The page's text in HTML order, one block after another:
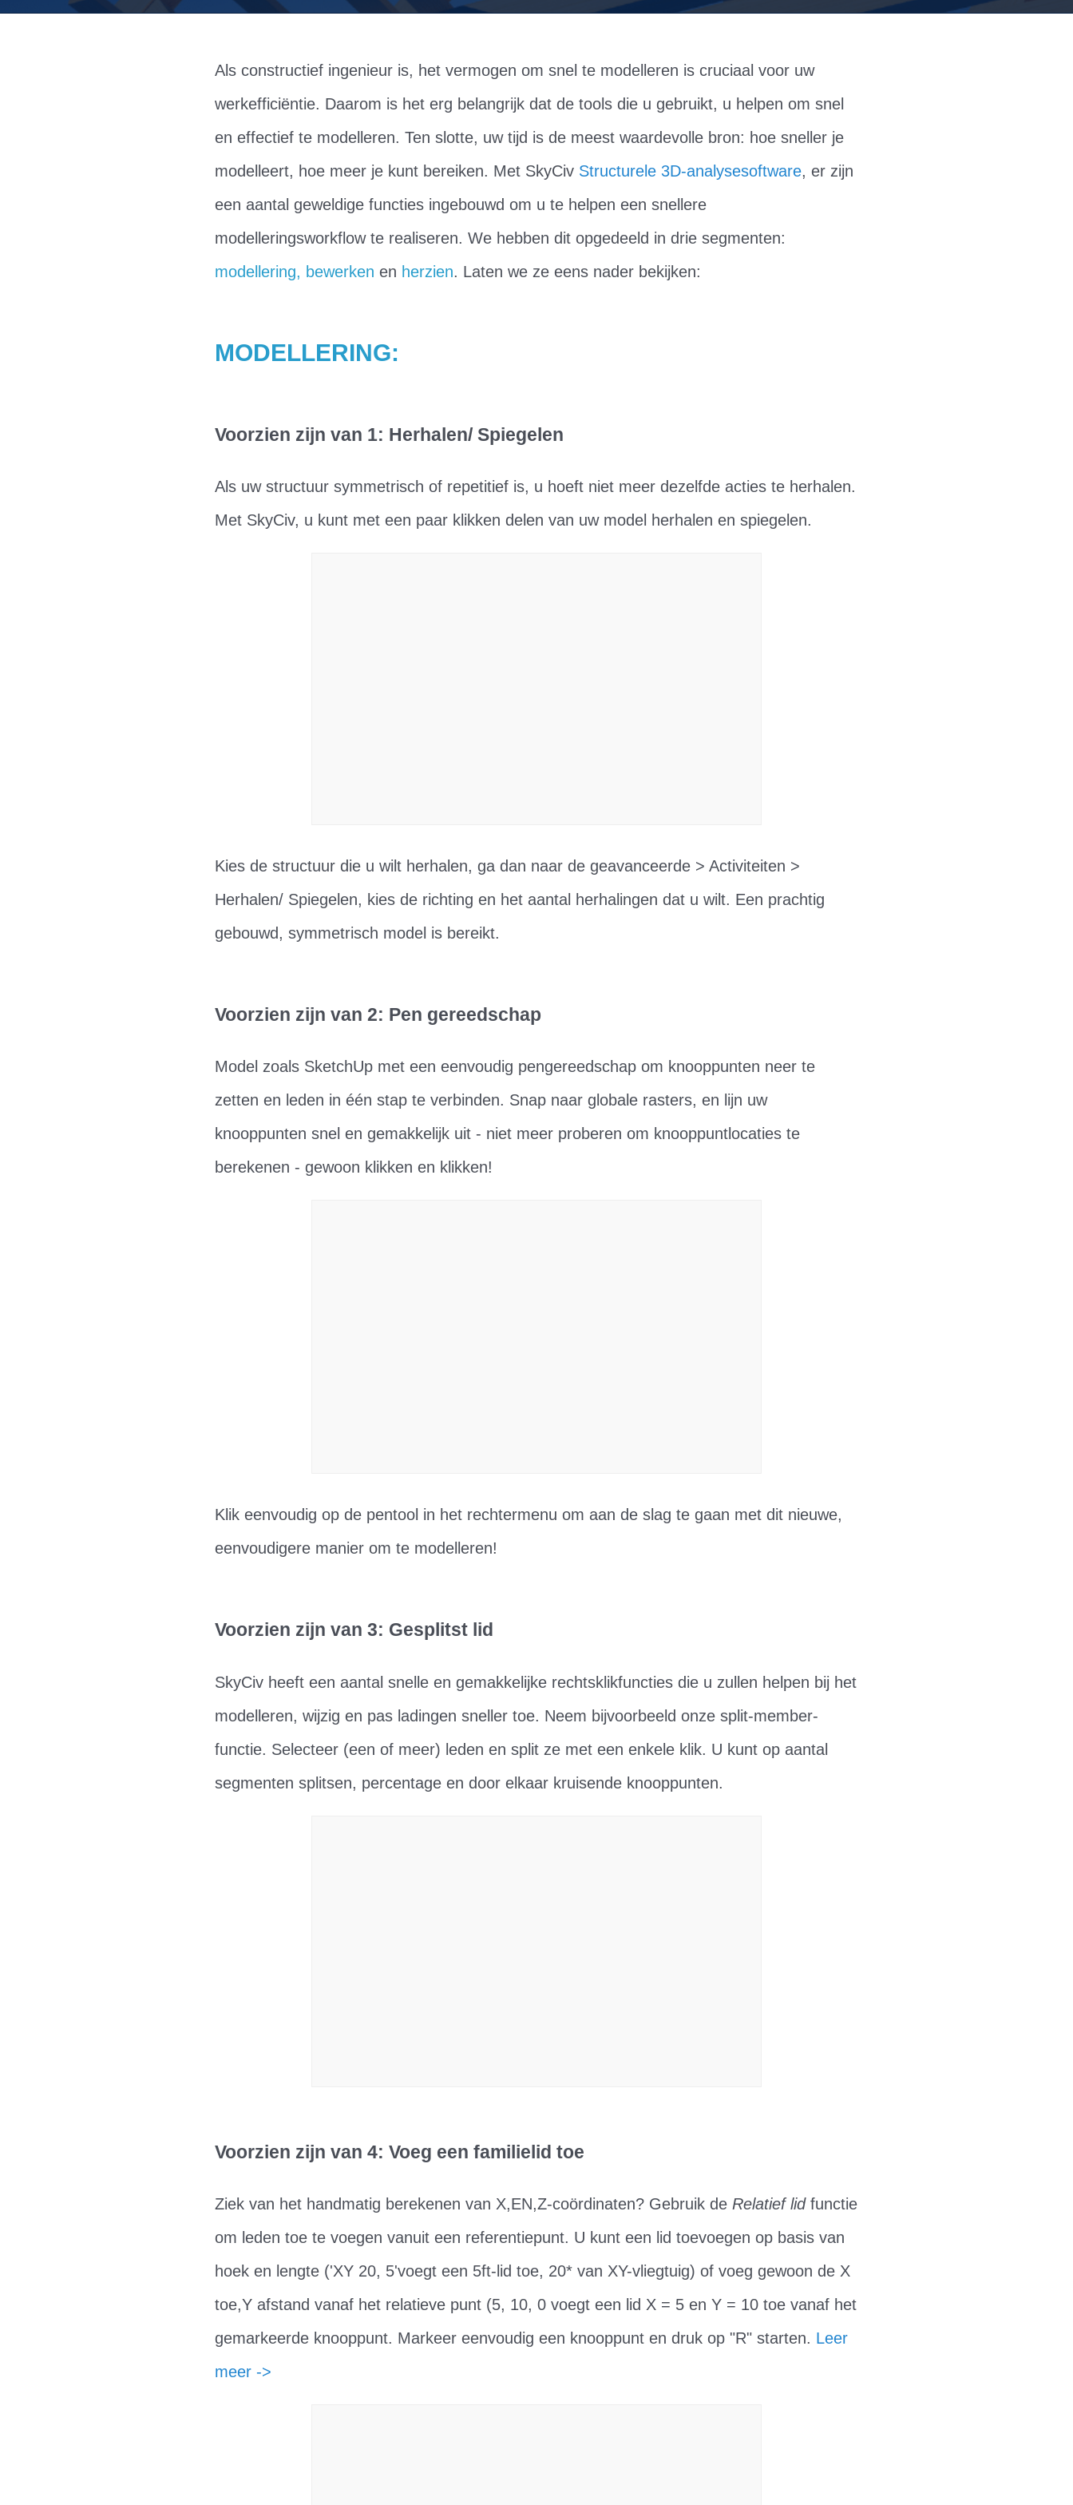
Als constructief ingenieur is, het vermogen om snel te modelleren is cruciaal voor uw
werkefficiëntie. Daarom is het erg belangrijk dat de tools die u gebruikt, u helpen om snel
en effectief te modelleren. Ten slotte, uw tijd is de meest waardevolle bron: hoe sneller je
modelleert, hoe meer je kunt bereiken. Met SkyCiv Structurele 3D-analysesoftware, er zijn
een aantal geweldige functies ingebouwd om u te helpen een snellere
modelleringsworkflow te realiseren. We hebben dit opgedeeld in drie segmenten:
modellering, bewerken en herzien. Laten we ze eens nader bekijken:
MODELLERING:
Voorzien zijn van 1: Herhalen/ Spiegelen
Als uw structuur symmetrisch of repetitief is, u hoeft niet meer dezelfde acties te herhalen.
Met SkyCiv, u kunt met een paar klikken delen van uw model herhalen en spiegelen.
Kies de structuur die u wilt herhalen, ga dan naar de geavanceerde > Activiteiten >
Herhalen/ Spiegelen, kies de richting en het aantal herhalingen dat u wilt. Een prachtig
gebouwd, symmetrisch model is bereikt.
Voorzien zijn van 2: Pen gereedschap
Model zoals SketchUp met een eenvoudig pengereedschap om knooppunten neer te
zetten en leden in één stap te verbinden. Snap naar globale rasters, en lijn uw
knooppunten snel en gemakkelijk uit - niet meer proberen om knooppuntlocaties te
berekenen - gewoon klikken en klikken!
Klik eenvoudig op de pentool in het rechtermenu om aan de slag te gaan met dit nieuwe,
eenvoudigere manier om te modelleren!
Voorzien zijn van 3: Gesplitst lid
SkyCiv heeft een aantal snelle en gemakkelijke rechtsklikfuncties die u zullen helpen bij het
modelleren, wijzig en pas ladingen sneller toe. Neem bijvoorbeeld onze split-member-
functie. Selecteer (een of meer) leden en split ze met een enkele klik. U kunt op aantal
segmenten splitsen, percentage en door elkaar kruisende knooppunten.
Voorzien zijn van 4: Voeg een familielid toe
Ziek van het handmatig berekenen van X,EN,Z-coördinaten? Gebruik de Relatief lidfunctie
om leden toe te voegen vanuit een referentiepunt. U kunt een lid toevoegen op basis van
hoek en lengte ('XY 20, 5'voegt een 5ft-lid toe, 20* van XY-vliegtuig) of voeg gewoon de X
toe,Y afstand vanaf het relatieve punt (5, 10, 0 voegt een lid X = 5 en Y = 10 toe vanaf het
gemarkeerde knooppunt. Markeer eenvoudig een knooppunt en druk op "R" starten. Leer
meer ->